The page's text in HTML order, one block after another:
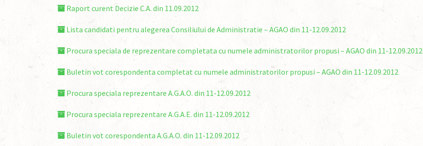
Raport curent Decizie C.A. din 11.09.2012
Lista candidati pentru alegerea Consiliului de Administratie – AGAO din 11-12.09.2012
Procura speciala de reprezentare completata cu numele administratorilor propusi – AGAO din 11-12.09.2012
Buletin vot corespondenta completat cu numele administratorilor propusi – AGAO din 11-12.09.2012
Procura speciala reprezentare A.G.A.O. din 11-12.09.2012
Procura speciala reprezentare A.G.A.E. din 11-12.09.2012
Buletin vot corespondenta A.G.A.O. din 11-12.09.2012